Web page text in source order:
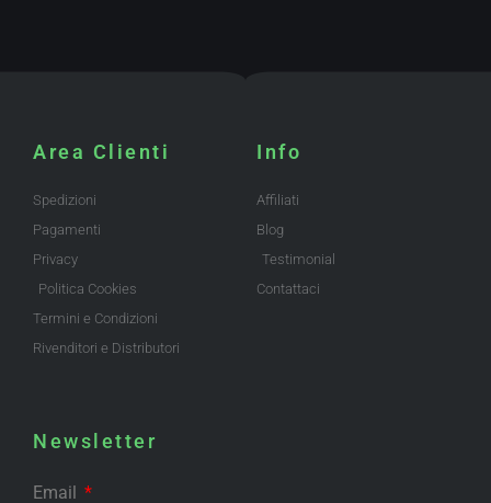
Area Clienti
Spedizioni
Pagamenti
Privacy
Politica Cookies
Termini e Condizioni
Rivenditori e Distributori
Info
Affiliati
Blog
Testimonial
Contattaci
Newsletter
Email